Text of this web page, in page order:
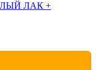
ЛАК +